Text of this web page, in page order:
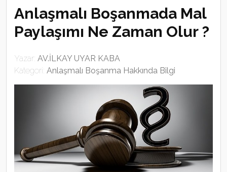
Anlaşmalı Boşanmada Mal
Paylaşımı Ne Zaman Olur ?
Yazar: AV.İLKAY UYAR KABA
Kategori: Anlaşmalı Boşanma Hakkında Bilgi